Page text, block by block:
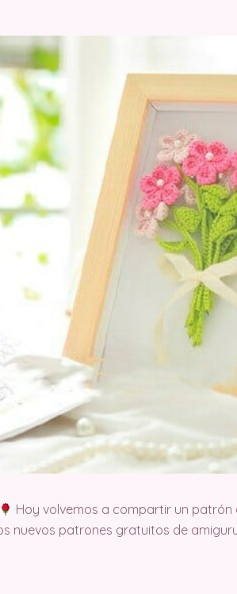
Hoy volvemos a compartir un
nuevos patrones gratuitos de